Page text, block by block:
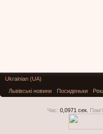
Ukrainian (UA)
Львівські новини
Посиденьки
Час: 0,0971 сек.